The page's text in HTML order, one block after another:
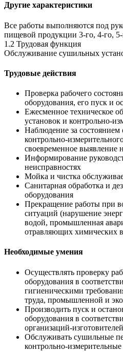
Другие характеристики
Все работы выполняются под
пищевой продукции 3-го, 4-го, 5-
1.2 Трудовая функция
Обслуживание сушильных
Трудовые действия
Проверка рабочего
оборудования, его пуск и
Ежесменное техническое
установок и контрольно-
Наблюдение за
контрольно-
своевременное выявление
Информирование
неисправностях
Мойка и чистка
Санитарная обработка и
оборудования
Прекращение работы при
ситуаций (нарушение
водой, промышленная
отравляющих химических
Необходимые умения
Осуществлять проверку
оборудования в
гигиеническими
труда, промышленной и
Производить пуск и
оборудования в
организаций-изготовителей
Обслуживать сушильные
контрольно-